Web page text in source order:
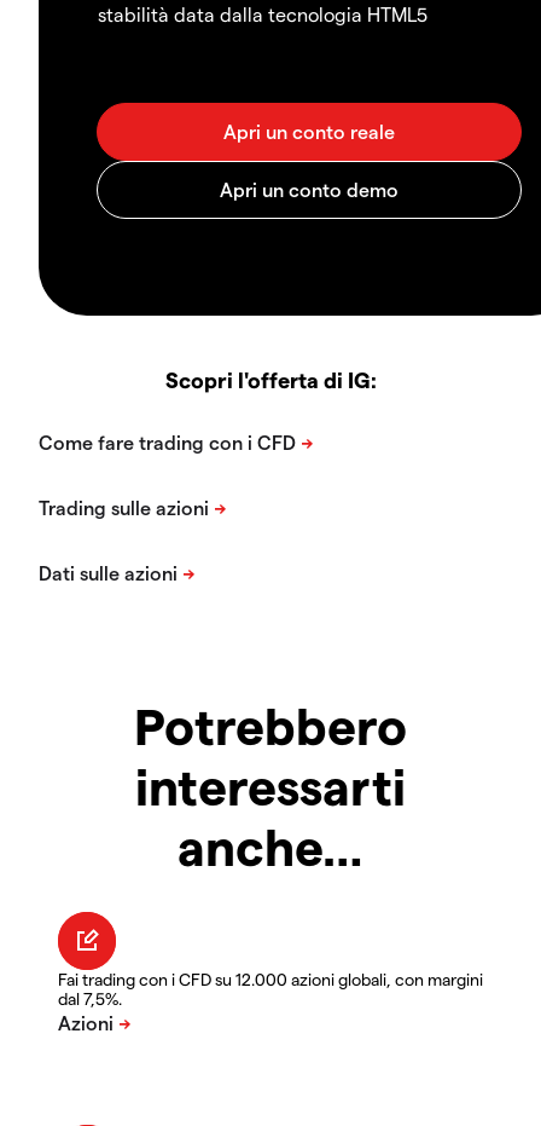
stabilità data dalla tecnologia HTML5
Scopri l'offerta di IG:
Potrebbero
interessarti
anche…
Fai trading con i CFD su 12.000 azioni globali, con margini
dal 7,5%.